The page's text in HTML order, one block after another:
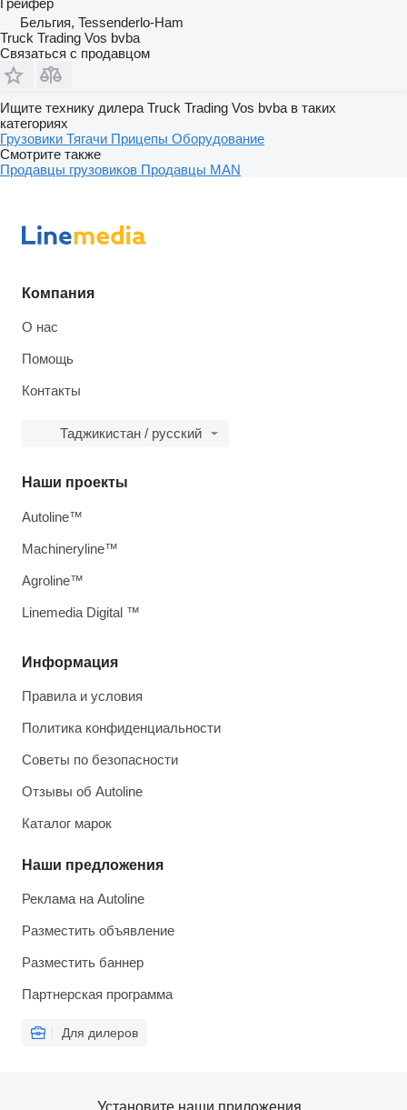
Грейфер
Бельгия, Tessenderlo-Ham
Truck Trading Vos bvba
Связаться с продавцом
Ищите технику дилера Truck Trading Vos bvba в таких
категориях
Грузовики Тягачи Прицепы Оборудование
Смотрите также
Продавцы грузовиков Продавцы MAN
Компания
О нас
Помощь
Контакты
Таджикистан / русский
Информация
Правила и условия
Политика конфиденциальности
Советы по безопасности
Отзывы об Autoline
Каталог марок
Наши предложения
Реклама на Autoline
Разместить объявление
Разместить баннер
Партнерская программа
Для дилеров
Наши проекты
Autoline™
Machineryline™
Agroline™
Linemedia Digital ™
Установите наши приложения